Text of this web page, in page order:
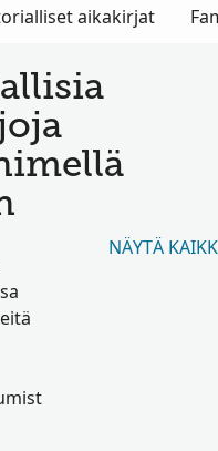
aikakirjat
NÄYTÄ